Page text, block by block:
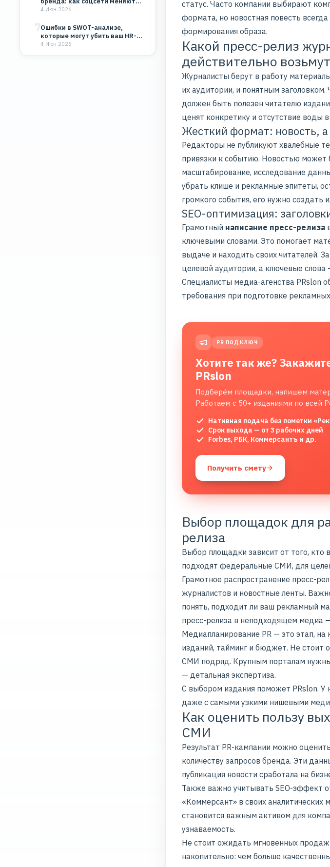
восприятие компании
4 Июн 2026
7Ошибки в SWOT-анализе,
которые могут убить ваш HR-
бренд и бизнес
4 Июн 2026
статус. Часто компании выбирают
формата, но новостная повесть
формирования образа.
Какой пресс-релиз
действительно
Журналисты берут в работу
их аудитории, и понятным
должен быть полезен читателю
ценят конкретику и отсутствие воды в
Жесткий формат: новость,
Редакторы не публикуют хвалебные
привязки к событию. Новостью может
масштабирование, исследование
убрать клише и рекламные эпитеты,
громкого события, его нужно
SEO-оптимизация:
Грамотный написание пресс-релиза
ключевыми словами. Это помогает
выдаче и находить своих читателей.
целевой аудитории, а ключевые слова
Специалисты медиа-агенства PRslon
требования при подготовке
PR ПОД КЛЮЧ
Хотите так же?
PRslon
Подберём площадки, напишем
Работаем с 50+ изданиями по всей
Нативная подача без пометки
Срок выхода — от 3 рабочих дней
Forbes, РБК, Коммерсантъ и др.
Получить смету
Выбор площадок для
релиза
Выбор площадки зависит от того, кто
подходят федеральные СМИ, для
Грамотное распространение пресс-
журналистов и новостные ленты.
понять, подходит ли ваш рекламный
пресс-релиза в неподходящем медиа
Медиапланирование PR — это этап, на
изданий, тайминг и бюджет. Не стоит
СМИ подряд. Крупным порталам
— детальная экспертиза.
С выбором издания поможет PRslon. У
даже с самыми узкими нишевыми
Как оценить пользу
СМИ
Результат PR-кампании можно
количеству запросов бренда. Эти
публикация новости сработала на
Также важно учитывать SEO-эффект
«Коммерсант» в своих
становится важным активом для
узнаваемость.
Не стоит ожидать мгновенных продаж
накопительно: чем больше